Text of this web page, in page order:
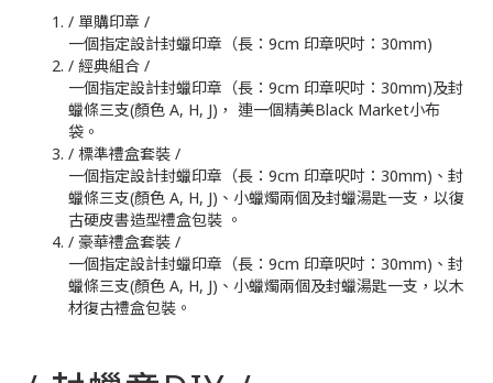
/ 單購印章 /
一個指定設計封蠟印章（長：9cm 印章呎吋：30mm)
/ 經典組合 /
一個指定設計封蠟印章（長：9cm 印章呎吋：30mm)及封
蠟條三支(顏色 A, H, J)， 連一個精美Black Market小布
袋。
/ 標準禮盒套裝 /
一個指定設計封蠟印章（長：9cm 印章呎吋：30mm)、封
蠟條三支(顏色 A, H, J)、小蠟燭兩個及封蠟湯匙一支，以復
古硬皮書造型禮盒包裝 。
/ 豪華禮盒套裝 /
一個指定設計封蠟印章（長：9cm 印章呎吋：30mm)、封
蠟條三支(顏色 A, H, J)、小蠟燭兩個及封蠟湯匙一支，以木
材復古禮盒包裝。